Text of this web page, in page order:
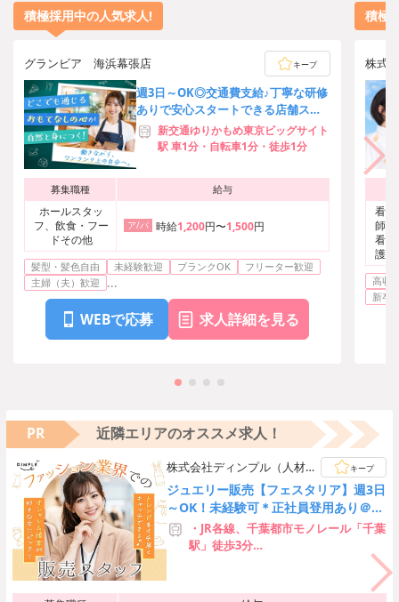
積極採用中の人気求人!
グランビア 海浜幕張店 キープ
週3日～OK◎交通費支給♪丁寧な研修
ありで安心スタートできる店舗スタ
ッフ募集！[23501]
新交通ゆりかもめ東京ビッグサイト
駅 車1分・自転車1分・徒歩1分
募集職種 給与
ホールスタッ
フ、飲食・フー
ドその他
ア/パ 時給1,200円〜1,500円
髪型・髪色自由 未経験歓迎 ブランクOK
フリーター歓迎
主婦（夫）歓迎
...
WEBで応募 求人詳細を見る
積極
株式
看護
師、
看護
護・
高収
新卒
PR 近隣エリアのオススメ求人！
株式会社ディンプル（人材サ
ービス会社）
キープ
ジュエリー販売【フェスタリア】週3日
～OK！未経験可＊正社員登用あり＠千
葉そごう・JR各線、千葉都市モノレール「千葉
駅」徒歩3分